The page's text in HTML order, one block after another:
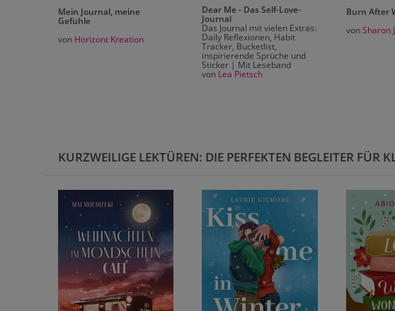
Mein Journal, meine
Gefühle
von Horizont Kreation
Dear Me - Das Self-Love-
Journal
Das Journal mit vielen Extras:
Daily Reflexionen, Habit
Tracker, Bucketlist,
inspirierende Sprüche und
Sticker | Mit Leseband
von Lea Pietsch
Burn After
von Sharon
KURZWEILIGE LEKTÜREN: DIE PERFEKTEN BEGLEITER FÜR